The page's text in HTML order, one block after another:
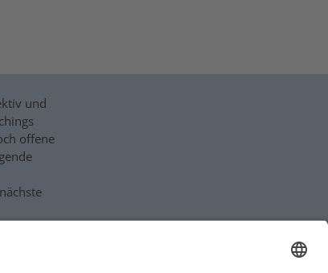
und
offene